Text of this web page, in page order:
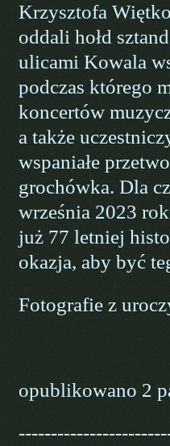
Krzysztofa
oddali hołd
ulicami Kowala
podczas którego
koncertów
a także
wspaniałe
grochówka. Dla
września 2023
już 77 letniej
okazja, aby być
Fotografie z
opublikowano 2